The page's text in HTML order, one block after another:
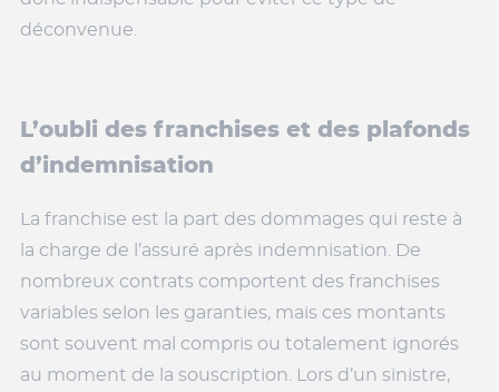
déconvenue.
L’oubli des franchises et des plafonds
d’indemnisation
La franchise est la part des dommages qui reste à
la charge de l’assuré après indemnisation. De
nombreux contrats comportent des franchises
variables selon les garanties, mais ces montants
sont souvent mal compris ou totalement ignorés
au moment de la souscription. Lors d’un sinistre,